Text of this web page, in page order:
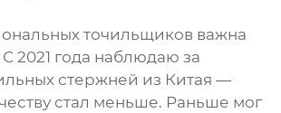
точильщиков важна
2021 года наблюдаю за
стержней из Китая —
стал меньше. Раньше мог